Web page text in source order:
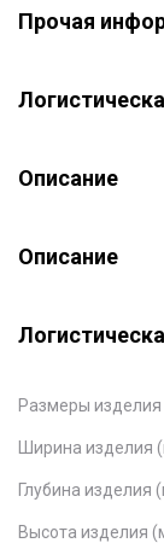
Прочая
Описание
Описание
Размеры изделия
Ширина изделия
Глубина изделия
Высота изделия